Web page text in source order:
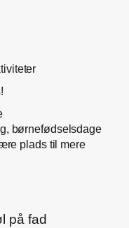
børnefødselsdage
plads til mere
på fad